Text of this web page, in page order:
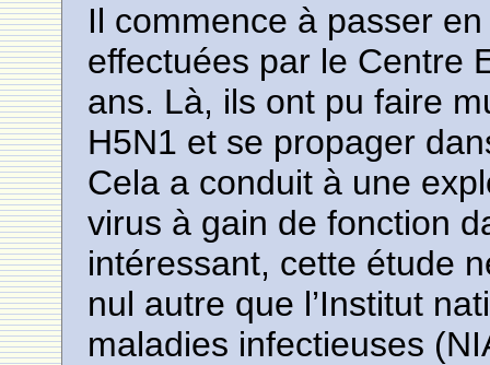
Il commence à passer
effectuées par le Centre
ans. Là, ils ont pu faire
H5N1 et se propager
Cela a conduit à une
virus à gain de fonction
intéressant, cette étude
nul autre que l’Institut
maladies infectieuses